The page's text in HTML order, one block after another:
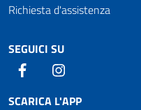
Richiesta d'assistenza
SEGUICI SU
Facebook
SCARICA L'APP